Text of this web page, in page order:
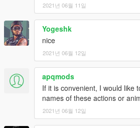
2021년 06월 11일
Yogeshk
nice
2021년 06월 12일
apqmods
If it is convenient, I would like
names of these actions or
2021년 06월 12일